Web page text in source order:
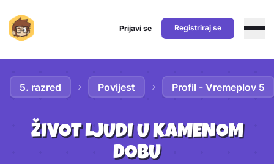
Prijavi se Registriraj se
5. razred Povijest Profil - Vremeplov 5
ŽIVOT LJUDI U KAMENOM
DOBU